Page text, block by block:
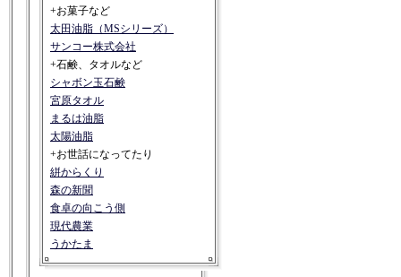
+お菓子など
太田油脂（MSシリーズ）
サンコー株式会社
+石鹸、タオルなど
シャボン玉石鹸
宮原タオル
まるは油脂
太陽油脂
+お世話になってたり
絣からくり
森の新聞
食卓の向こう側
現代農業
うかたま